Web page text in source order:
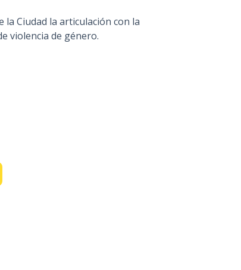
la Ciudad la articulación con la
violencia de género.